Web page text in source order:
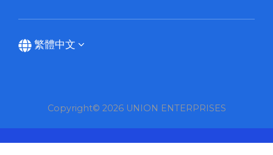
繁體中文
Copyright© 2026 UNION ENTERPRISES